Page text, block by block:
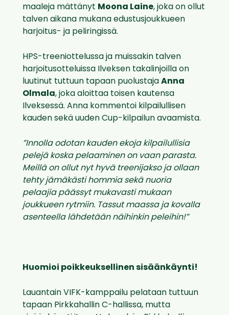
maaleja mättänyt Moona Laine, joka on ollut
talven aikana mukana edustusjoukkueen
harjoitus- ja peliringissä.
HPS-treeniottelussa ja muissakin talven
harjoitusotteluissa Ilveksen takalinjoilla on
luutinut tuttuun tapaan puolustaja Anna
Olmala, joka aloittaa toisen kautensa
Ilveksessä. Anna kommentoi kilpailullisen
kauden sekä uuden Cup-kilpailun avaamista.
”Innolla odotan kauden ekoja kilpailullisia
pelejä koska pelaaminen on vaan parasta.
Meillä on ollut nyt hyvä treenijakso ja ollaan
tehty jämäkästi hommia sekä nuoria
pelaajia päässyt mukavasti mukaan
joukkueen rytmiin. Tassut maassa ja kovalla
asenteella lähdetään näihinkin peleihin!”
Huomioi poikkeuksellinen sisäänkäynti!
Lauantain VIFK-kamppailu pelataan tuttuun
tapaan Pirkkahallin C-hallissa, mutta